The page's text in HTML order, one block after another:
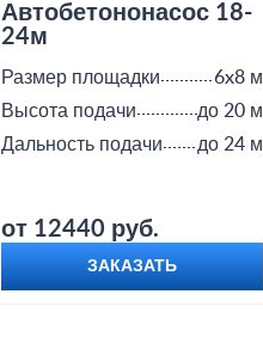
Автобетононасос 18-
24м
Размер площадки
6x8 м
Высота подачи
до 20 м
Дальность подачи
до 24 м
от 12440 руб.
ЗАКАЗАТЬ